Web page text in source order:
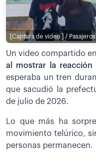
[Captura de video ] /
Un video compartido
al mostrar la
esperaba un tren
que sacudió la
de julio de 2026.
Lo que más ha
movimiento telúrico,
personas permanecen.